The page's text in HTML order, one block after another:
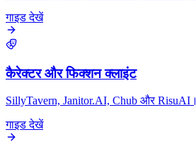
गाइड देखें
कैरेक्टर और फिक्शन क्लाइंट
SillyTavern, Janitor.AI, Chub और RisuAI।
गाइड देखें